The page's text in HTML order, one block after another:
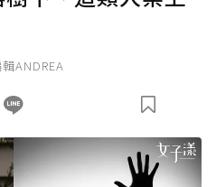
0點；前往 購買點數
ANDREA